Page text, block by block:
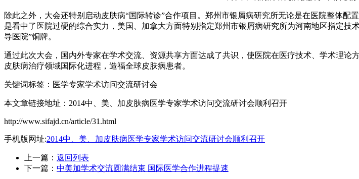
除此之外，大会还特别启动皮肤病“国际转诊”合作项目。郑州市银屑病研究所无论是在医院整体
是看中了医院过硬的综合实力，美国、加拿大方面特别指定郑州市银屑病研究所为河南地区指定
导医院”铜牌。
通过此次大会，国内外专家在学术交流、资源共享方面达成了共识，使医院在医疗技术、学术理
皮肤病治疗领域国际化进程，造福全球皮肤病患者。
关键词标签：医学专家学术访问交流研讨会
本文章链接地址：2014中、美、加皮肤病医学专家学术访问交流研讨会顺利召开
http://www.sifajd.cn/article/31.html
手机版网址:2014中、美、加皮肤病医学专家学术访问交流研讨会顺利召开
上一篇： 返回列表
下一篇： 中美加学术交流圆满结束 国际医学合作进程提速